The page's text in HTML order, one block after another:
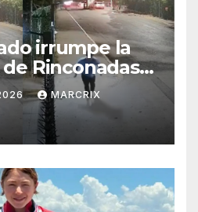
irrumpe la
Rinconadas
MARCRIX